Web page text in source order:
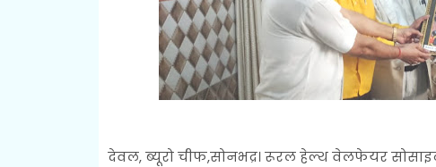
देवल, ब्यूरो चीफ,सोनभद्र। रूरल हेल्थ वेलफेयर